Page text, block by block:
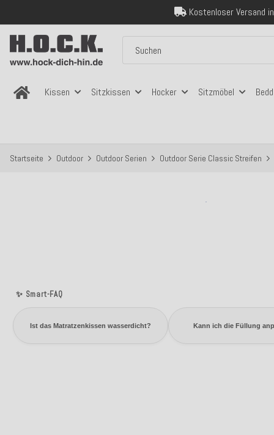
Über 120.000
Sicher
Kissen Sitzkissen Hocker Sitzmöbel
Startseite Outdoor Outdoor Serien Outdoor Serie Classic Streifen
✨ Smart-FAQ
Ist das Matratzenkissen wasserdicht? Kann ich die Füllung